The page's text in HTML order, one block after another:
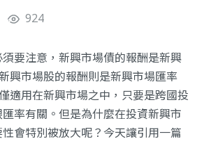
924
要注意，新興市場債的報酬是新興
興市場股的報酬則是新興市場匯率
適用在新興市場之中，只要是跨國投
率有關。但是為什麼在投資新興市
會特別被放大呢？今天讓引用一篇